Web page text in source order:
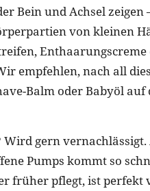
Bein und Achsel zeigen
von kleinen
empfehlen, nach all
Balm oder Babyöl
gern vernachlässigt.
Pumps kommt so
früher pflegt, ist